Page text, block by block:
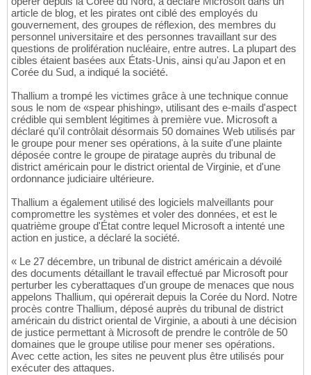
article de blog, et les pirates ont ciblé des employés du
gouvernement, des groupes de réflexion, des membres du
personnel universitaire et des personnes travaillant sur des
questions de prolifération nucléaire, entre autres. La plupart des
cibles étaient basées aux États-Unis, ainsi qu'au Japon et en
Corée du Sud, a indiqué la société.
Thallium a trompé les victimes grâce à une technique connue
sous le nom de «spear phishing», utilisant des e-mails d'aspect
crédible qui semblent légitimes à première vue. Microsoft a
déclaré qu'il contrôlait désormais 50 domaines Web utilisés par
le groupe pour mener ses opérations, à la suite d'une plainte
déposée contre le groupe de piratage auprès du tribunal de
district américain pour le district oriental de Virginie, et d'une
ordonnance judiciaire ultérieure.
Thallium a également utilisé des logiciels malveillants pour
compromettre les systèmes et voler des données, et est le
quatrième groupe d'État contre lequel Microsoft a intenté une
action en justice, a déclaré la société.
« Le 27 décembre, un tribunal de district américain a dévoilé
des documents détaillant le travail effectué par Microsoft pour
perturber les cyberattaques d'un groupe de menaces que nous
appelons Thallium, qui opérerait depuis la Corée du Nord. Notre
procès contre Thallium, déposé auprès du tribunal de district
américain du district oriental de Virginie, a abouti à une décision
de justice permettant à Microsoft de prendre le contrôle de 50
domaines que le groupe utilise pour mener ses opérations.
Avec cette action, les sites ne peuvent plus être utilisés pour
exécuter des attaques.